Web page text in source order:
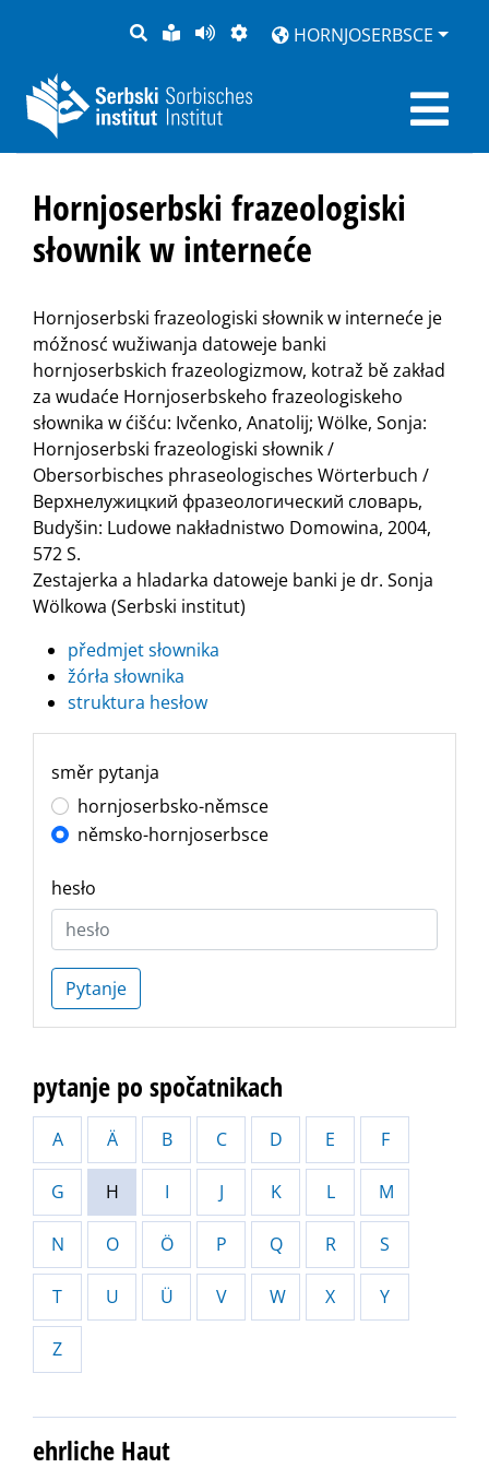
PYTANJE
LOCHKA
RĚČ
STRONU
PŘEDČITAĆ
ZWOBRAZNJENJE
HORNJOSERBSCE
Hornjoserbski frazeologiski
słownik w interneće
Hornjoserbski frazeologiski słownik w interneće je
móžnosć wužiwanja datoweje banki
hornjoserbskich frazeologizmow, kotraž bě zakład
za wudaće Hornjoserbskeho frazeologiskeho
słownika w ćišću: Ivčenko, Anatolij; Wölke, Sonja:
Hornjoserbski frazeologiski słownik /
Obersorbisches phraseologisches Wörterbuch /
Верхнелужицкий фразеологический словарь,
Budyšin: Ludowe nakładnistwo Domowina, 2004,
572 S.
Zestajerka a hladarka datoweje banki je dr. Sonja
Wölkowa (Serbski institut)
předmjet słownika
žórła słownika
struktura hesłow
směr pytanja
hornjoserbsko-němsce
němsko-hornjoserbsce
hesło
Pytanje
pytanje po spočatnikach
A Ä B C D E F
G H I J K L M
N O Ö P Q R S
T U Ü V W X Y
Z
ehrliche Haut